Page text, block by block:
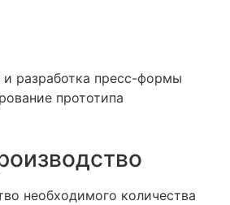
и разработка пресс-формы
прототипа
необходимого количества